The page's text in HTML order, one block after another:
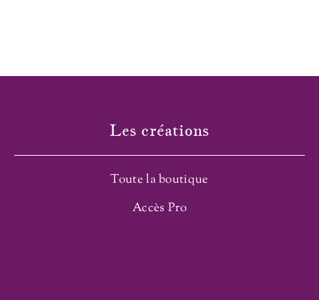
Les créations
Toute la boutique
Accès Pro